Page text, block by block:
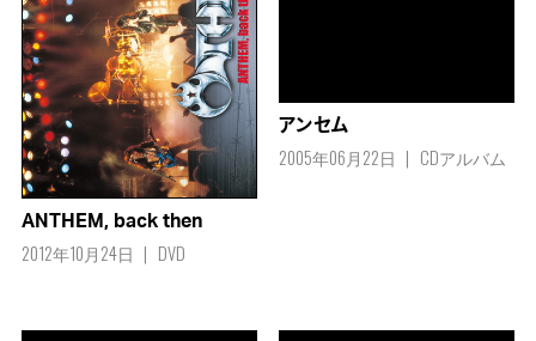
ANTHEM, back then
2012年10月24日 DVD
アンセム
2005年06月22日 CDアルバム